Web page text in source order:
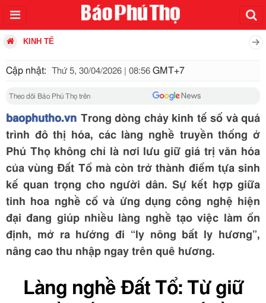
KINH TẾ
Cập nhật: Thứ 5, 30/04/2026 | 08:56 GMT+7
Theo dõi Báo Phú Thọ trên
baophutho.vn Trong dòng chảy kinh tế số và quá
trình đô thị hóa, các làng nghề truyền thống ở
Phú Thọ không chỉ là nơi lưu giữ giá trị văn hóa
của vùng Đất Tổ mà còn trở thành điểm tựa sinh
kế quan trọng cho người dân. Sự kết hợp giữa
tinh hoa nghề cổ và ứng dụng công nghệ hiện
đại đang giúp nhiều làng nghề tạo việc làm ổn
định, mở ra hướng đi “ly nông bất ly hương”,
nâng cao thu nhập ngay trên quê hương.
Làng nghề Đất Tổ: Từ giữ